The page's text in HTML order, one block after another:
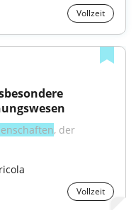
Vollzeit
, der
Vollzeit